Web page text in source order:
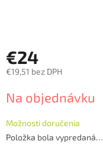
€24
€19,51 bez DPH
cena:
Na objednávku
Možnosti doručenia
Položka bola vypredaná…